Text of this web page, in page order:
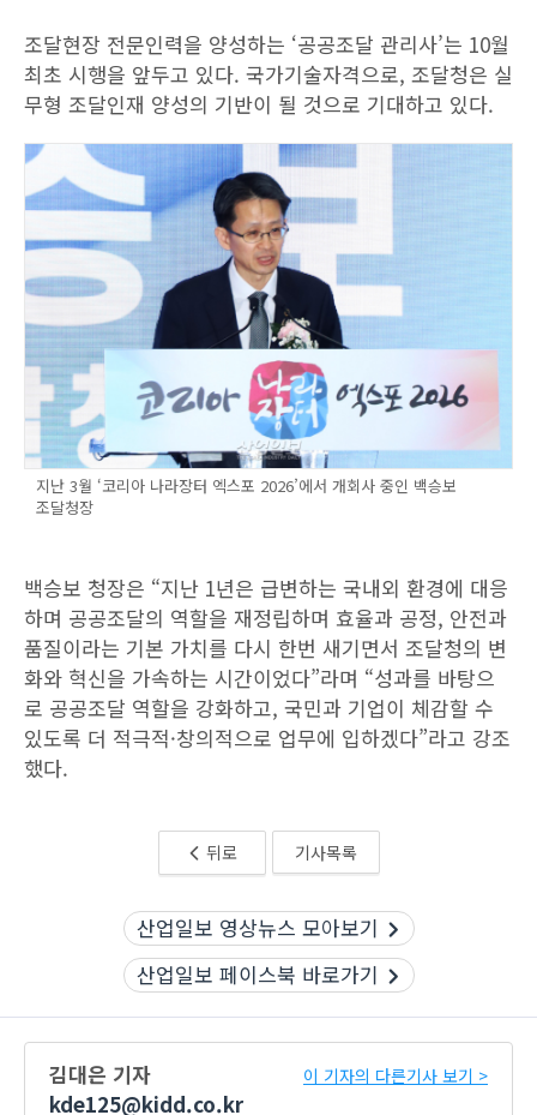
조달현장 전문인력을 양성하는 ‘공공조달 관리사’는 10월
최초 시행을 앞두고 있다. 국가기술자격으로, 조달청은 실
무형 조달인재 양성의 기반이 될 것으로 기대하고 있다.
지난 3월 ‘코리아 나라장터 엑스포 2026’에서 개회사 중인 백승보
조달청장
백승보 청장은 “지난 1년은 급변하는 국내외 환경에 대응
하며 공공조달의 역할을 재정립하며 효율과 공정, 안전과
품질이라는 기본 가치를 다시 한번 새기면서 조달청의 변
화와 혁신을 가속하는 시간이었다”라며 “성과를 바탕으
로 공공조달 역할을 강화하고, 국민과 기업이 체감할 수
있도록 더 적극적·창의적으로 업무에 입하겠다”라고 강조
했다.
뒤로 기사목록
산업일보 영상뉴스 모아보기
산업일보 페이스북 바로가기
김대은 기자
kde125@kidd.co.kr
이 기자의 다른기사 보기 >